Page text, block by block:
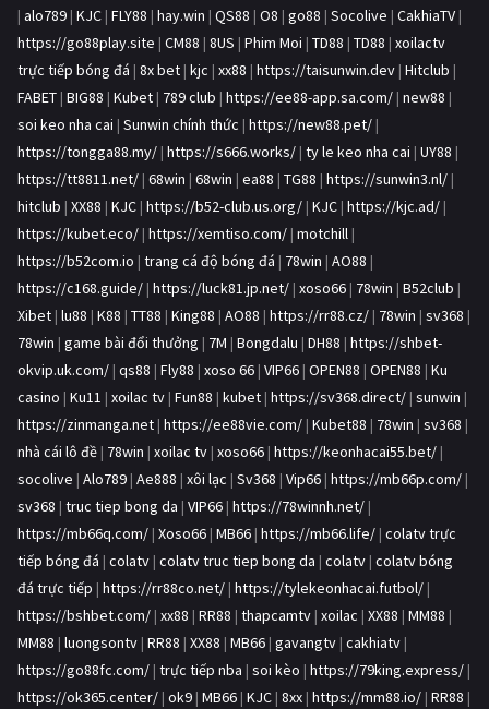
| alo789 | KJC | FLY88 | hay.win | QS88 | O8 | go88 | Socolive | CakhiaTV |
https://go88play.site | CM88 | 8US | Phim Moi | TD88 | TD88 | xoilactv
trực tiếp bóng đá | 8x bet | kjc | xx88 | https://taisunwin.dev | Hitclub |
FABET | BIG88 | Kubet | 789 club | https://ee88-app.sa.com/ | new88 |
soi keo nha cai | Sunwin chính thức | https://new88.pet/ |
https://tongga88.my/ | https://s666.works/ | ty le keo nha cai | UY88 |
https://tt8811.net/ | 68win | 68win | ea88 | TG88 | https://sunwin3.nl/ |
hitclub | XX88 | KJC | https://b52-club.us.org/ | KJC | https://kjc.ad/ |
https://kubet.eco/ | https://xemtiso.com/ | motchill |
https://b52com.io | trang cá độ bóng đá | 78win | AO88 |
https://c168.guide/ | https://luck81.jp.net/ | xoso66 | 78win | B52club |
Xibet | lu88 | K88 | TT88 | King88 | AO88 | https://rr88.cz/ | 78win | sv368 |
78win | game bài đổi thưởng | 7M | Bongdalu | DH88 | https://shbet-
okvip.uk.com/ | qs88 | Fly88 | xoso 66 | VIP66 | OPEN88 | OPEN88 | Ku
casino | Ku11 | xoilac tv | Fun88 | kubet | https://sv368.direct/ | sunwin |
https://zinmanga.net | https://ee88vie.com/ | Kubet88 | 78win | sv368 |
nhà cái lô đề | 78win | xoilac tv | xoso66 | https://keonhacai55.bet/ |
socolive | Alo789 | Ae888 | xôi lạc | Sv368 | Vip66 | https://mb66p.com/ |
sv368 | truc tiep bong da | VIP66 | https://78winnh.net/ |
https://mb66q.com/ | Xoso66 | MB66 | https://mb66.life/ | colatv trực
tiếp bóng đá | colatv | colatv truc tiep bong da | colatv | colatv bóng
đá trực tiếp | https://rr88co.net/ | https://tylekeonhacai.futbol/ |
https://bshbet.com/ | xx88 | RR88 | thapcamtv | xoilac | XX88 | MM88 |
MM88 | luongsontv | RR88 | XX88 | MB66 | gavangtv | cakhiatv |
https://go88fc.com/ | trực tiếp nba | soi kèo | https://79king.express/ |
https://ok365.center/ | ok9 | MB66 | KJC | 8xx | https://mm88.io/ | RR88 |